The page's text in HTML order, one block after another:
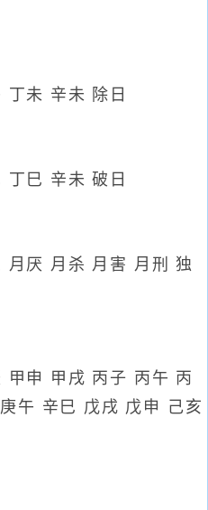
未 辛未 除日
丁巳 辛未 破日
月厌 月杀 月害 月刑 独
甲申 甲戌 丙子 丙午 丙
午 辛巳 戊戌 戊申 己亥